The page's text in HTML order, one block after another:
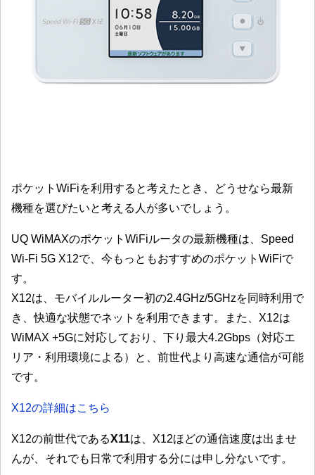
ポケットWiFiを利用すると考えたとき、どうせなら最新
機種を選びたいと考える人が多いでしょう。
UQ WiMAXのポケットWiFiルータの最新機種は、Speed
Wi-Fi 5G X12で、今もっともおすすめのポケットWiFiで
す。
X12は、モバイルルーター初の2.4GHz/5GHzを同時利用で
き、快適な状態でネットを利用できます。また、X12は
WiMAX +5Gに対応しており、下り最大4.2Gbps（対応エ
リア・利用環境による）と、前世代より高速な通信が可能
です。
X12の詳細はこちら
X12の前世代であるX11は、X12ほどの通信速度は出ませ
んが、それでも日常で利用する分には申し分ないです。